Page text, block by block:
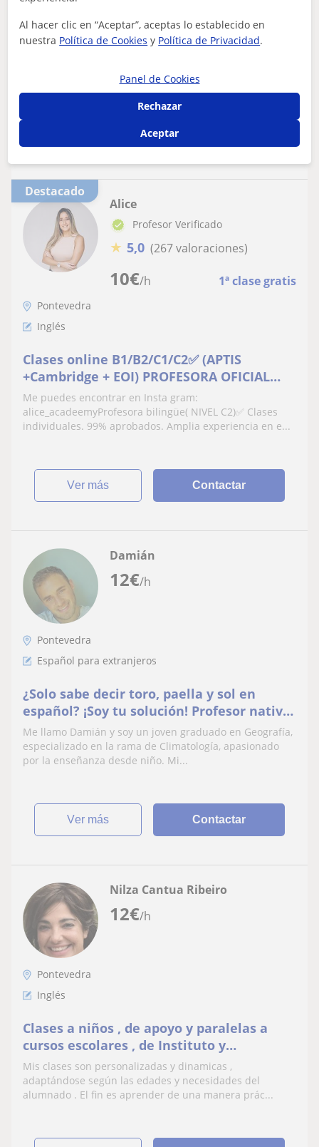
Se ofrece clases de inglés tanto a
particulares como a empresas
Profesora con amplia experiencia y máster en traducción
a empresas. Clases a dist...
Destacado
10€/h 1ª clase gratis
Alice
Profesor Verificado
★ 5,0 (267 valoraciones)
Pontevedra
Inglés
Clases online B1/B2/C1/C2✅ (APTIS
+Cambridge + EOI) PROFESORA OFICIAL
+MATERIAL INCLUIDO 📕📘
Me puedes encontrar en Insta gram:
alice_acadeemyProfesora bilingüe( NIVEL C2)✅ Clases
individuales. 99% aprobados. Amplia experiencia en e...
ver más Contactar
12€/h
Damián
Pontevedra
Español para extranjeros
¿Solo sabe decir toro, paella y sol en
español? ¡Soy tu solución! Profesor nativo
te enseñará a amar el idioma de
Cervantes. No lo pienses más ¡apúntate
ya! (todos los niveles)
Me llamo Damián y soy un joven graduado en Geografía,
especializado en la rama de Climatología, apasionado
por la enseñanza desde niño. Mi...
ver más Contactar
12€/h
Nilza Cantua Ribeiro
Pontevedra
Inglés
Clases a niños , de apoyo y paralelas a
cursos escolares , de Instituto y
bachillerato , profesora titulada , horarios
flexibles, precios convenientes
Mis clases son personalizadas y dinamicas ,
adaptándose según las edades y necesidades del
alumnado . El fin es aprender de una manera prác...
Al hacer clic en “Aceptar”, aceptas lo establecido en
nuestra Política de Cookies y Política de Privacidad.
Panel de Cookies
Rechazar
Aceptar